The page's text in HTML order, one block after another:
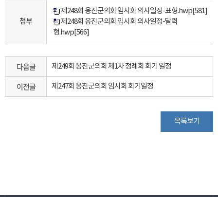
첨부
제248회 옹진군의회 임시회 의사일정-표형.hwp[581]
제248회 옹진군의회 임시회 의사일정-달력
형.hwp[566]
다음글 제249회 옹진군의회 제1차 정례회 회기 일정
이전글 제247회 옹진군의회 임시회 회기일정
목록보기